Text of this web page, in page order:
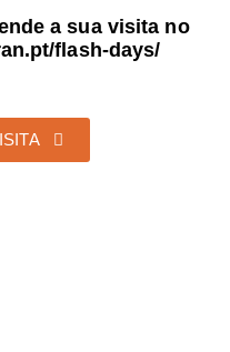
a sua visita no
flash-days/